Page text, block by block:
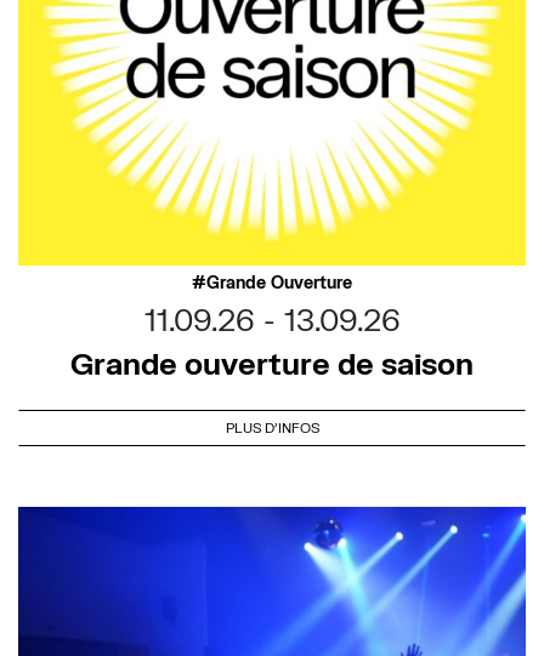
Grande Ouverture
11.09.26
13.09.26
Grande ouverture de saison
PLUS D'INFOS